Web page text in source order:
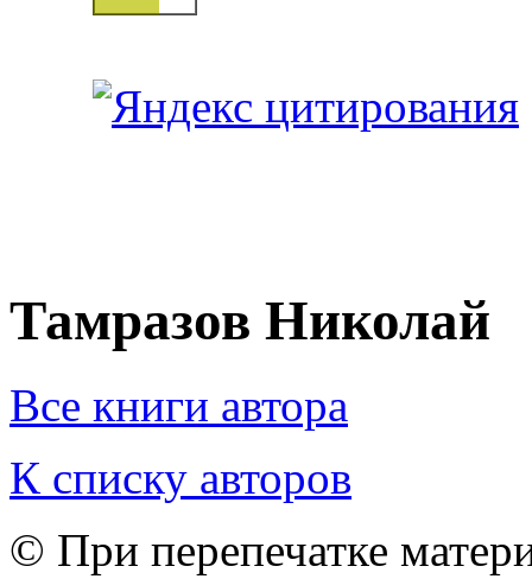
Тамразов Николай
Все книги автора
К списку авторов
© При перепечатке